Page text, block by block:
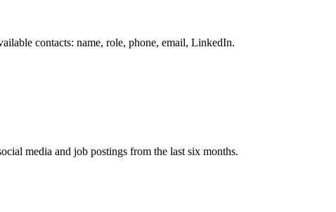
contacts: name, role, phone, email, LinkedIn.
media and job postings from the last six months.